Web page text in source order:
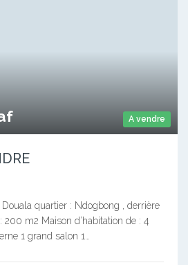
A vendre
quartier : Ndogbong , derrière
200 m2 Maison d’habitation de : 4
1 grand salon 1…